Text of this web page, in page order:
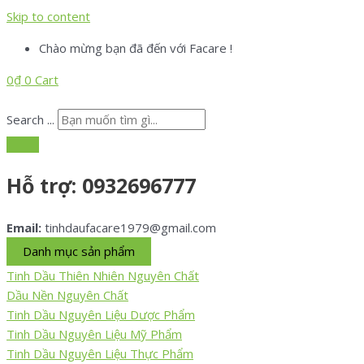
Skip to content
Chào mừng bạn đã đến với Facare !
0₫ 0 Cart
Search ...
Hỗ trợ: 0932696777
Email: tinhdaufacare1979@gmail.com
Danh mục sản phẩm
Tinh Dầu Thiên Nhiên Nguyên Chất
Dầu Nền Nguyên Chất
Tinh Dầu Nguyên Liệu Dược Phẩm
Tinh Dầu Nguyên Liệu Mỹ Phẩm
Tinh Dầu Nguyên Liệu Thực Phẩm